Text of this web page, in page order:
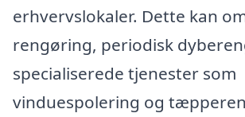
erhvervslokaler. Dette kan
rengøring, periodisk
specialiserede tjenester som
vinduespolering og